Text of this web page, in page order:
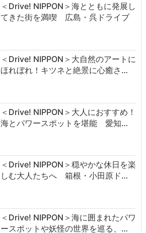
＜Drive! NIPPON＞海とともに発展し
てきた街を満喫 広島・呉ドライブ
＜Drive! NIPPON＞大自然のアートに
ほれぼれ！キツネと絶景に心癒さ…
＜Drive! NIPPON＞大人におすすめ！
海とパワースポットを堪能 愛知…
＜Drive! NIPPON＞穏やかな休日を楽
しむ大人たちへ 箱根・小田原ド…
＜Drive! NIPPON＞海に囲まれたパワ
ースポットや妖怪の世界を巡る、…